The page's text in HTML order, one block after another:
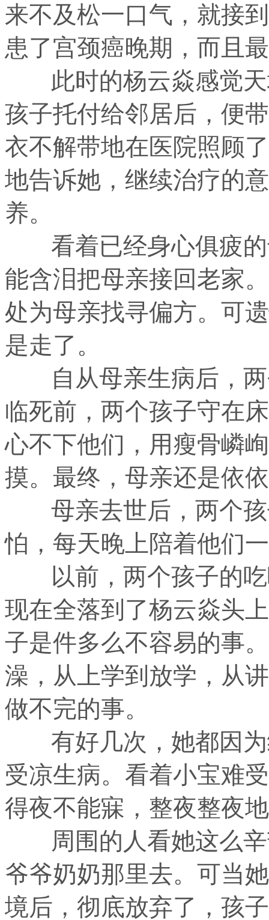
来不及松一口气，就接
患了宫颈癌晚期，而且
此时的杨云焱感觉天
孩子托付给邻居后，便
衣不解带地在医院照顾
地告诉她，继续治疗的
养。
看着已经身心俱疲的
能含泪把母亲接回老家
处为母亲找寻偏方。可
是走了。
自从母亲生病后，两
临死前，两个孩子守在
心不下他们，用瘦骨嶙
摸。最终，母亲还是依
母亲去世后，两个孩
怕，每天晚上陪着他们
以前，两个孩子的吃
现在全落到了杨云焱头
子是件多么不容易的事
澡，从上学到放学，从
做不完的事。
有好几次，她都因为
受凉生病。看着小宝难
得夜不能寐，整夜整夜
周围的人看她这么辛
爷爷奶奶那里去。可当
境后，彻底放弃了，孩